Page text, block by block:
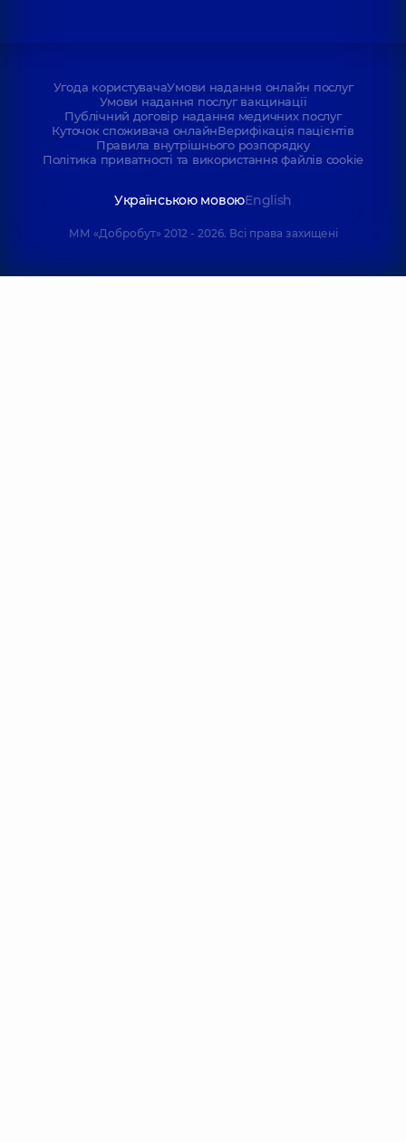
Угода користувачаУмови надання онлайн послуг
Умови надання послуг вакцинації
Публічний договір надання медичних послуг
Куточок споживача онлайнВерифікація пацієнтів
Правила внутрішнього розпорядку
Політика приватності та використання файлів cookie
Українською мовоюEnglish
ММ «Добробут» 2012 - 2026. Всі права захищені